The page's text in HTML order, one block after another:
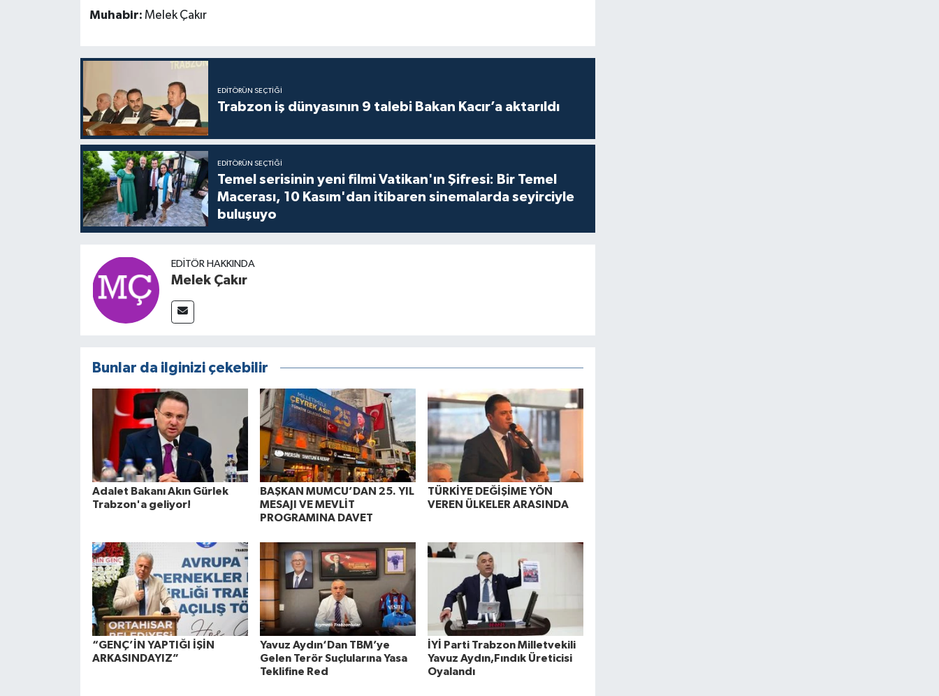
Muhabir: Melek Çakır
EDITÖRÜN SEÇTIĞI
Trabzon iş dünyasının 9 talebi Bakan Kacır’a aktarıldı
EDITÖRÜN SEÇTIĞI
Temel serisinin yeni filmi Vatikan'ın Şifresi: Bir Temel
Macerası, 10 Kasım'dan itibaren sinemalarda seyirciyle
buluşuyo
EDITÖR HAKKINDA
Melek Çakır
Bunlar da ilginizi çekebilir
Adalet Bakanı Akın Gürlek
Trabzon'a geliyor!
BAŞKAN MUMCU’DAN 25. YIL
MESAJI VE MEVLİT
PROGRAMINA DAVET
TÜRKİYE DEĞİŞİME YÖN
VEREN ÜLKELER ARASINDA
“GENÇ’İN YAPTIĞI İŞİN
ARKASINDAYIZ”
Yavuz Aydın‘Dan TBM’ye
Gelen Terör Suçlularına Yasa
Teklifine Red
İYİ Parti Trabzon Milletvekili
Yavuz Aydın,Fındık Üreticisi
Oyalandı